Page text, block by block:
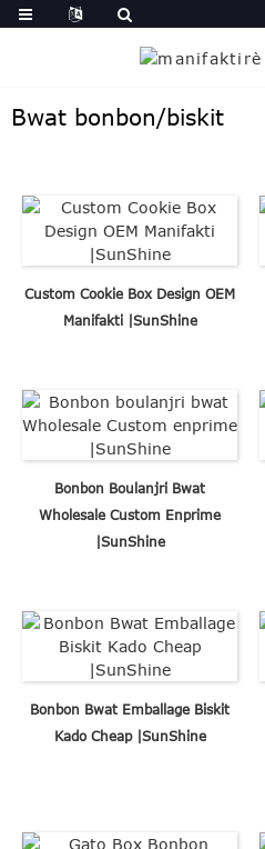
Bwat bonbon/biskit
Custom Cookie Box Design OEM
Manifakti |SunShine
Bonbon Boulanjri Bwat
Wholesale Custom Enprime
|SunShine
Bonbon Bwat Emballage Biskit
Kado Cheap |SunShine